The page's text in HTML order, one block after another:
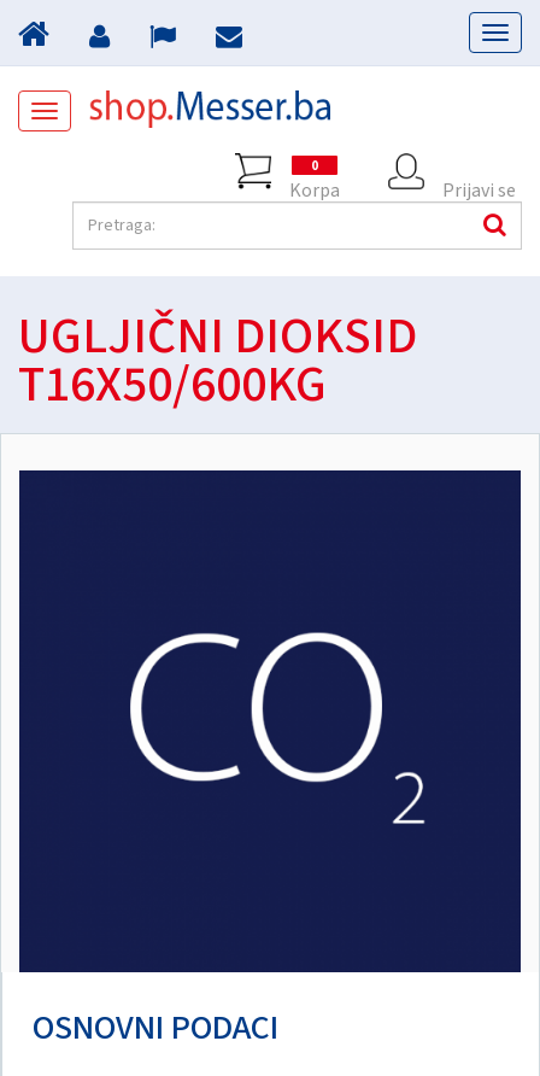
Toggle
navigation
0
Korpa Prijavi se
UGLJIČNI DIOKSID
T16X50/600KG
OSNOVNI PODACI